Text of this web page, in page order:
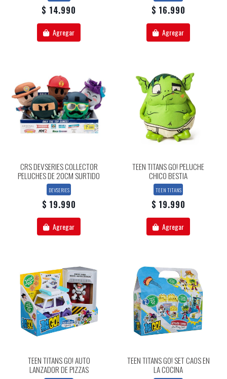
$ 14.990
Agregar
$ 16.990
Agregar
CRS DEVSERIES COLLECTOR
PELUCHES DE 20CM SURTIDO
DEVSERIES
$ 19.990
Agregar
TEEN TITANS GO! PELUCHE
CHICO BESTIA
TEEN TITANS
$ 19.990
Agregar
TEEN TITANS GO! AUTO
LANZADOR DE PIZZAS
TEEN TITANS GO! SET CAOS EN
LA COCINA